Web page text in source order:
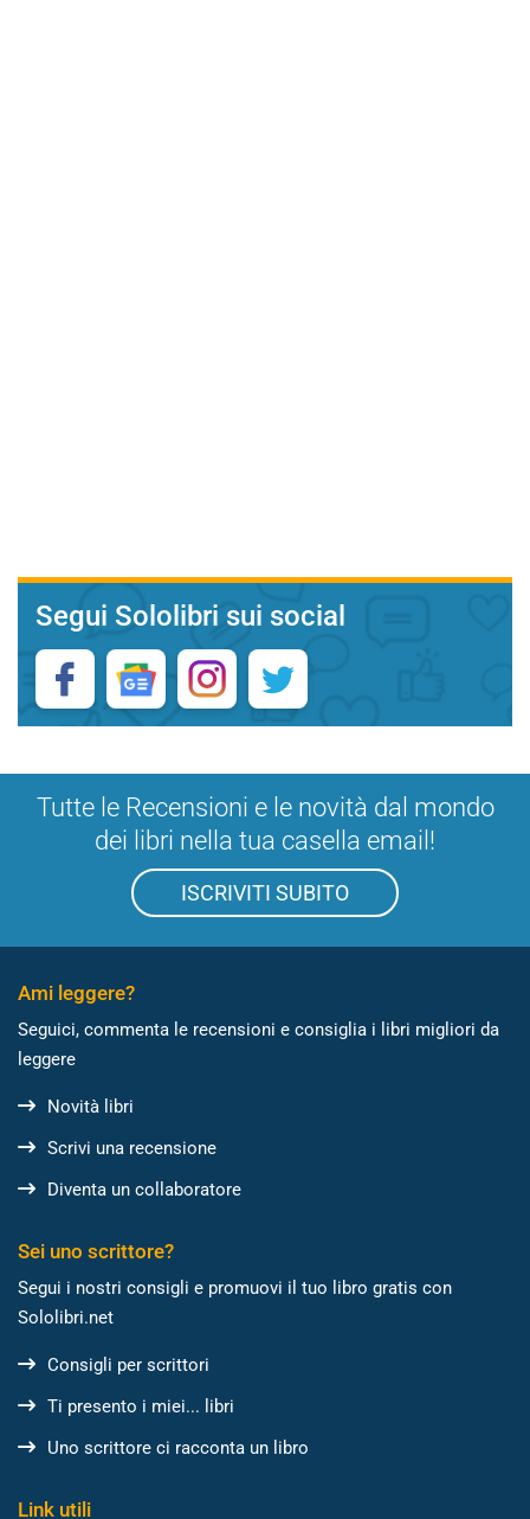
Segui Sololibri sui social
Tutte le Recensioni e le novità dal mondo
dei libri nella tua casella email!
ISCRIVITI SUBITO
Ami leggere?
Seguici, commenta le recensioni e consiglia i libri migliori da
leggere
Novità libri
Scrivi una recensione
Diventa un collaboratore
Sei uno scrittore?
Segui i nostri consigli e promuovi il tuo libro gratis con
Sololibri.net
Consigli per scrittori
Ti presento i miei... libri
Uno scrittore ci racconta un libro
Link utili